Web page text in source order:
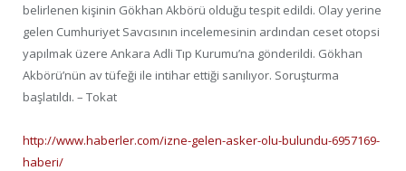
belirlenen kişinin Gökhan Akbörü olduğu tespit edildi. Olay yerine
gelen Cumhuriyet Savcısının incelemesinin ardından ceset otopsi
yapılmak üzere Ankara Adli Tıp Kurumu’na gönderildi. Gökhan
Akbörü’nün av tüfeği ile intihar ettiği sanılıyor. Soruşturma
başlatıldı. – Tokat
http://www.haberler.com/izne-gelen-asker-olu-bulundu-6957169-
haberi/